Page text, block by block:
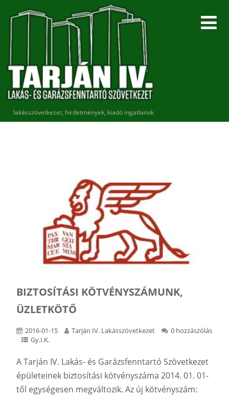
lakásszövetkezet, hirdetmények, kiadó ingatlanok
BIZTOSÍTÁSI KÖTVÉNYSZÁMUNK,
ÜZLETKÖTŐ
2016-01-15 Tarján IV. Lakásszövetkezet
0 hozzászólás
Gy.I.K.
A Tarján IV. Lakás- és Garázsfenntartó Szövetkezet
épületeinek biztosítási kötvényszáma 2014. 01. 01-
től egységesen megváltozik. Az új kötvényszám: